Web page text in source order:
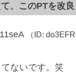
、このPTを改
（ID:
ないです。笑